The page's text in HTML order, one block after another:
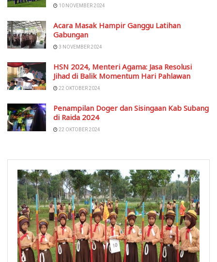
10 NOVEMBER 2024
Acara Masak Hampir Ganggu Latihan
Gabungan
3 NOVEMBER 2024
HSN 2024, Menteri Agama: Jasa Resolusi
Jihad di Balik Momentum Hari Pahlawan
22 OKTOBER 2024
Penampilan Doger dan Sisingaan Kab Subang
di Raida 2024
22 OKTOBER 2024